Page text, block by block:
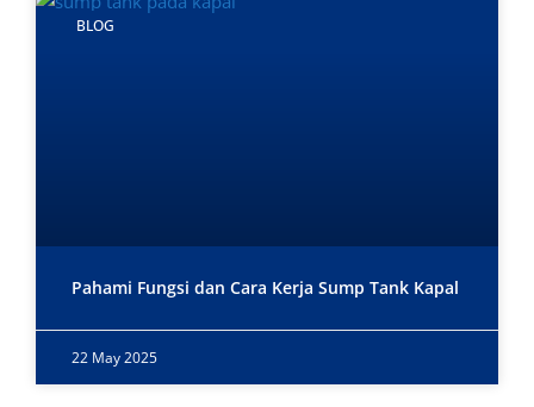
BLOG
Pahami Fungsi dan Cara Kerja Sump Tank Kapal
22 May 2025